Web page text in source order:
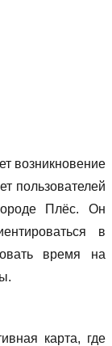
возникновение
пользователей
Плёс. Он
в
время на
карта, где